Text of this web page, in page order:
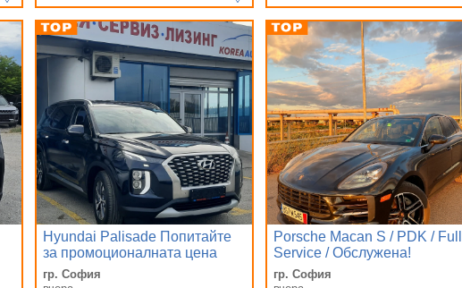
Hyundai Palisade Попитайте
за промоционалната цена
тази седмица!
гр. София
Porsche Macan S / PDK / Full
Service / Обслужена!
гр. София